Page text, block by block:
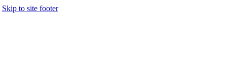
Skip to site footer